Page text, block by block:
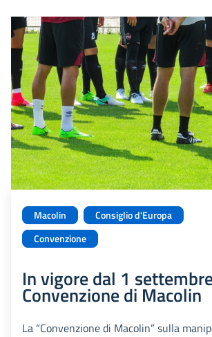
Macolin
Consiglio d'Europa
Convenzione
In vigore dal 1
Convenzione di Macolin
La “Convenzione di Macolin” sulla